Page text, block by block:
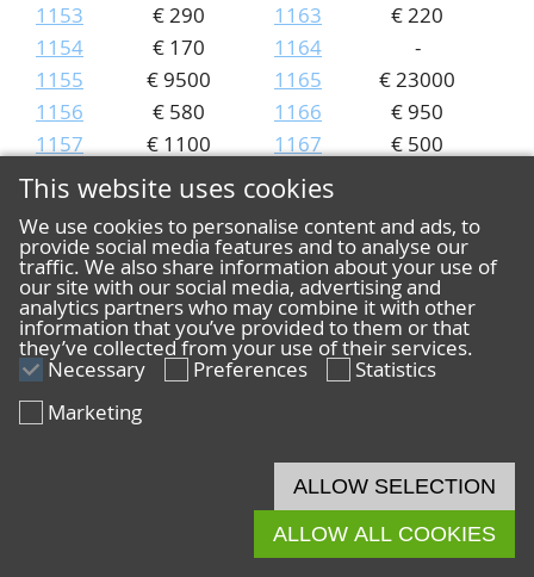
1153
€ 290
1154
€ 170
1155
€ 9500
1156
€ 580
1157
€ 1100
1158
€ 11000
1163
€ 220
1164
-
1165
€ 23000
1166
€ 950
1167
€ 500
1168
1169
€ 200
1170
€ 2200
1171
€ 800
1172
€ 100
1173
€ 200
1174
1175
1179
€ 400
1180
€ 950
1181
€ 2400
1182
€ 480
1183
€ 4600
1186
€ 1250
1187
€ 500
1188
€ 5400
Lot Price
This website uses cookies
We use cookies to personalise content and ads, to
provide social media features and to analyse our
traffic. We also share information about your use of
our site with our social media, advertising and
analytics partners who may combine it with other
information that you’ve provided to them or that
they’ve collected from your use of their services.
Necessary Preferences
Statistics
Marketing
ALLOW SELECTION
ALLOW ALL COOKIES